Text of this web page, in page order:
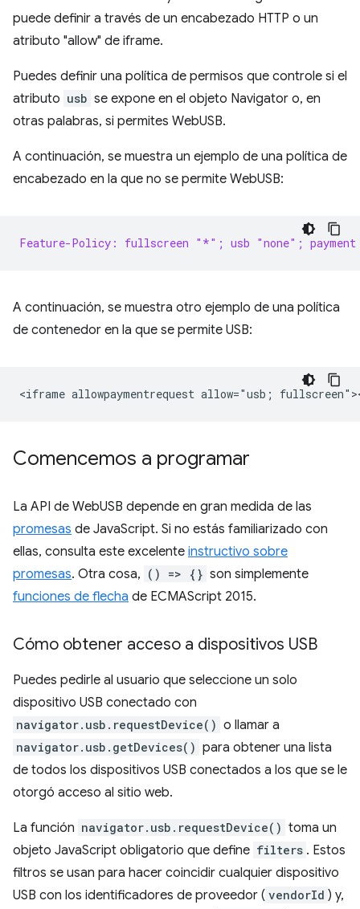
puede definir a través de un encabezado HTTP o un
atributo "allow" de iframe.
Puedes definir una política de permisos que controle si el
atributo usb se expone en el objeto Navigator o, en
otras palabras, si permites WebUSB.
A continuación, se muestra un ejemplo de una política de
encabezado en la que no se permite WebUSB:
Feature-Policy: fullscreen "*"; usb "none"; payment
A continuación, se muestra otro ejemplo de una política
de contenedor en la que se permite USB:
Comencemos a programar
La API de WebUSB depende en gran medida de las
promesas de JavaScript. Si no estás familiarizado con
ellas, consulta este excelente instructivo sobre
promesas. Otra cosa, () => {} son simplemente
funciones de flecha de ECMAScript 2015.
Cómo obtener acceso a dispositivos USB
Puedes pedirle al usuario que seleccione un solo
dispositivo USB conectado con
navigator.usb.requestDevice() o llamar a
navigator.usb.getDevices() para obtener una lista
de todos los dispositivos USB conectados a los que se le
otorgó acceso al sitio web.
La función navigator.usb.requestDevice() toma un
objeto JavaScript obligatorio que define filters . Estos
filtros se usan para hacer coincidir cualquier dispositivo
USB con los identificadores de proveedor ( vendorId ) y,